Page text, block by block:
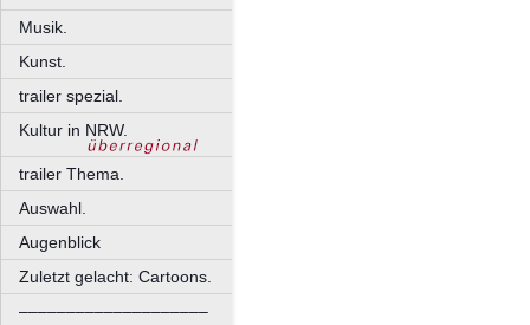
Musik.
Kunst.
trailer spezial.
Kultur in NRW.
trailer Thema.
Auswahl.
Augenblick
Zuletzt gelacht: Cartoons.
––––––––––––––––––––